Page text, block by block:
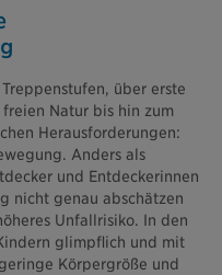
über erste
Natur bis hin zum
Herausforderungen:
Anders als
und Entdeckerinnen
nicht genau abschätzen
Unfallrisiko. In den
glimpflich und mit
Körpergröße und